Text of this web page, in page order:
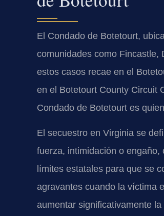
El Condado de Botetourt,
comunidades como Fincastle,
estos casos recae en el
en el Botetourt County Circuit
Condado de Botetourt es
El secuestro en Virginia se
fuerza, intimidación o
límites estatales para que se
agravantes cuando la víctima
aumentar significativamente